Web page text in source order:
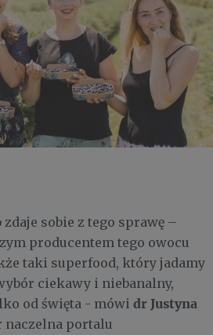
sobie z tego sprawę –
producentem tego owocu
taki superfood, który jadamy
ciekawy i niebanalny,
od święta - mówi dr Justyna
naczelna portalu